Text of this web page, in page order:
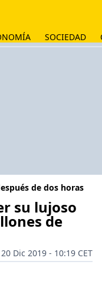
SOCIEDAD
de dos horas
su lujoso
de
20 Dic 2019 - 10:19 CET